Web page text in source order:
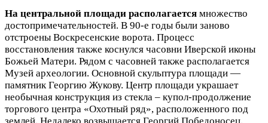
На центральной площади располагается множество
достопримечательностей. В 90-е годы были заново
отстроены Воскресенские ворота. Процесс
восстановления также коснулся часовни Иверской иконы
Божьей Матери. Рядом с часовней также располагается
Музей археологии. Основной скульптура площади —
памятник Георгию Жукову. Центр площади украшает
необычная конструкция из стекла – купол-продолжение
торгового центра «Охотный ряд», расположенного под